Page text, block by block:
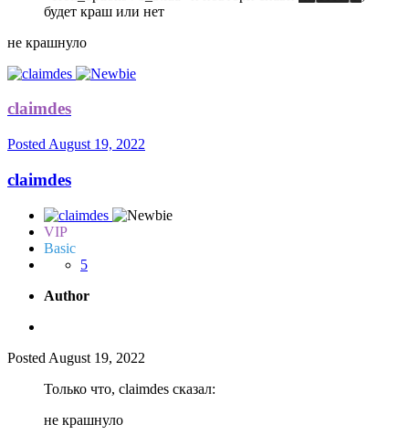
будет краш или нет
не крашнуло
claimdes
Posted August 19, 2022
claimdes
VIP
Basic
5
Author
Posted August 19, 2022
Только что, claimdes сказал:
не крашнуло